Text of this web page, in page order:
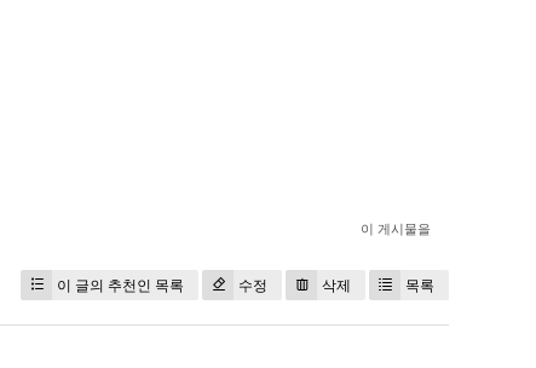
이 게시물을
이 글의 추천인 목록 수정 삭제 목록